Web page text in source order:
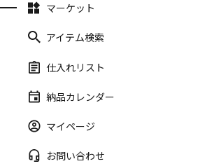
マーケット
アイテム検索
仕入れリスト
納品カレンダー
マイページ
お問い合わせ